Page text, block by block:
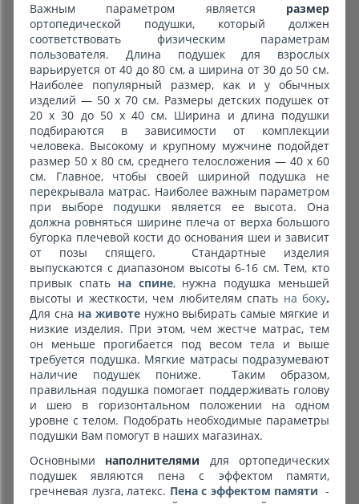
Важным параметром является размер
ортопедической подушки, который должен
соответствовать физическим параметрам
пользователя. Длина подушек для взрослых
варьируется от 40 до 80 см, а ширина от 30 до 50 см.
Наиболее популярный размер, как и у обычных
изделий ― 50 х 70 см. Размеры детских подушек от
20 х 30 до 50 х 40 см. Ширина и длина подушки
подбираются в зависимости от комплекции
человека. Высокому и крупному мужчине подойдет
размер 50 х 80 см, среднего телосложения ― 40 х 60
см. Главное, чтобы своей шириной подушка не
перекрывала матрас. Наиболее важным параметром
при выборе подушки является ее высота. Она
должна ровняться ширине плеча от верха большого
бугорка плечевой кости до основания шеи и зависит
от позы спящего. Стандартные изделия
выпускаются с диапазоном высоты 6-16 см. Тем, кто
привык спать на спине,нужна подушка меньшей
высоты и жесткости, чем любителям спать на боку.
Для сна на животенужно выбирать самые мягкие и
низкие изделия. При этом, чем жестче матрас, тем
он меньше прогибается под весом тела и выше
требуется подушка. Мягкие матрасы подразумевают
наличие подушек пониже. Таким образом,
правильная подушка помогает поддерживать голову
и шею в горизонтальном положении на одном
уровне с телом. Подобрать необходимые параметры
подушки Вам помогут в наших магазинах.
Основными наполнителями для ортопедических
подушек являются пена с эффектом памяти,
гречневая лузга, латекс. Пена с эффектом памяти -